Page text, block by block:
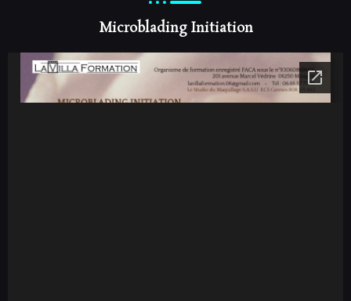
Microblading Initiation